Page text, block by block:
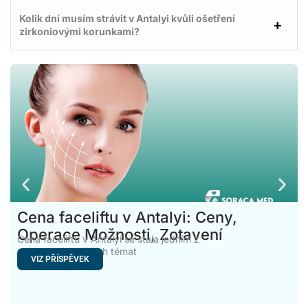
Kolik dní musím strávit v Antalyi kvůli ošetření
zirkoniovými korunkami?
Cena faceliftu v Antalyi: Ceny,
Operace Možnosti, Zotavení
Cena faceliftu v Antalyi se stala jedním z
nejvyhledávanějších témat
VIZ PŘÍSPĚVEK